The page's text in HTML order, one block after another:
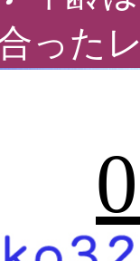
った